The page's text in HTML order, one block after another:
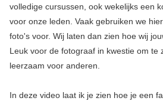
volledige cursussen, ook wekelijks een
voor onze leden. Vaak gebruiken we
foto's voor. Wij laten dan zien hoe wij
Leuk voor de fotograaf in kwestie om te
leerzaam voor anderen.
In deze video laat ik je zien hoe je een